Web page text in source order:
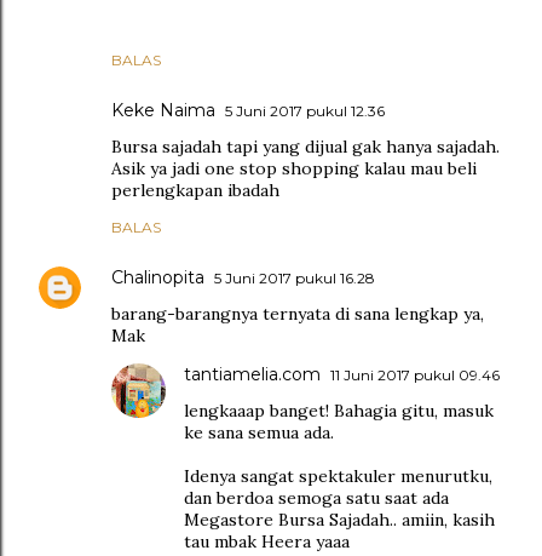
BALAS
Keke Naima 5 Juni 2017 pukul 12.36
Bursa sajadah tapi yang dijual gak hanya sajadah.
Asik ya jadi one stop shopping kalau mau beli
perlengkapan ibadah
BALAS
Chalinopita 5 Juni 2017 pukul 16.28
barang-barangnya ternyata di sana lengkap ya,
Mak
tantiamelia.com 11 Juni 2017 pukul 09.46
lengkaaap banget! Bahagia gitu, masuk
ke sana semua ada.
Idenya sangat spektakuler menurutku,
dan berdoa semoga satu saat ada
Megastore Bursa Sajadah.. amiin, kasih
tau mbak Heera yaaa